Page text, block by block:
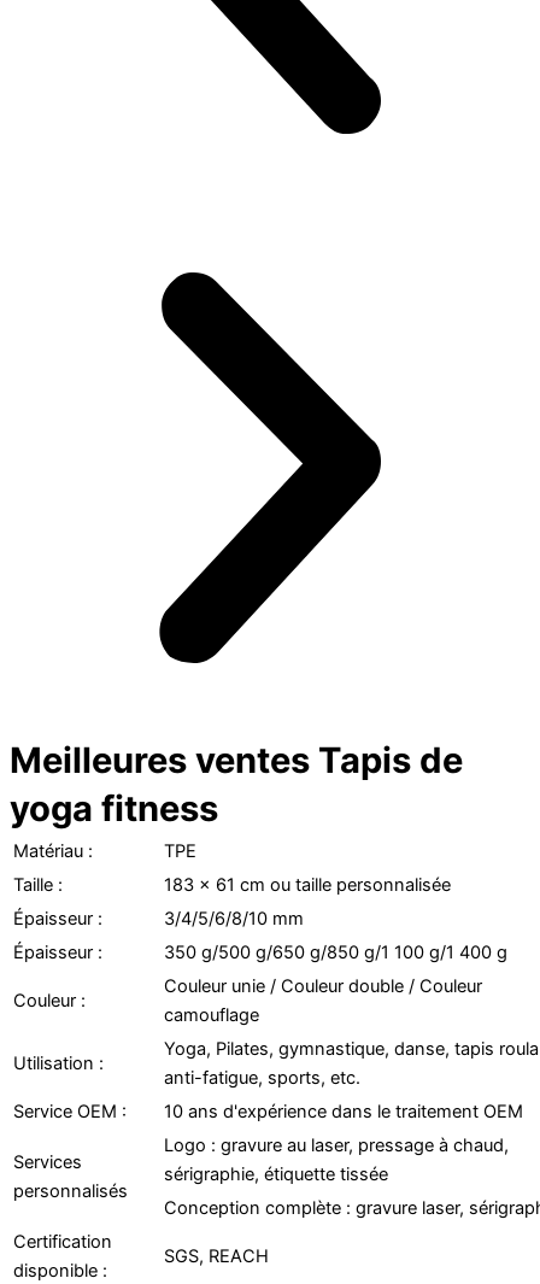
Meilleures ventes Tapis de
yoga fitness
Matériau :
TPE
Taille :
183 x 61 cm ou taille personnalisée
Épaisseur :
3/4/5/6/8/10 mm
Épaisseur :
350 g/500 g/650 g/850 g/1 100 g/1 400 g
Couleur :
Couleur unie / Couleur double / Couleur
camouflage
Utilisation :
Yoga, Pilates, gymnastique, danse, tapis
anti-fatigue, sports, etc.
Service OEM :
10 ans d'expérience dans le traitement OEM
Services
personnalisés
Logo : gravure au laser, pressage à chaud,
sérigraphie, étiquette tissée
Conception complète : gravure laser,
Certification
disponible :
SGS, REACH